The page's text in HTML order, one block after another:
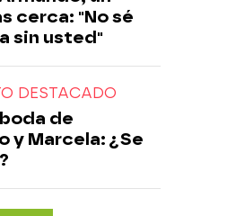
cerca: "No sé
sin usted"
DESTACADO
de
y Marcela: ¿Se